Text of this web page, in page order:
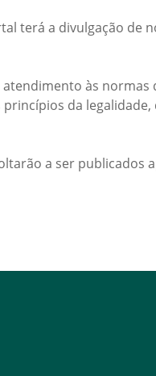
terá a divulgação
às
da
a ser